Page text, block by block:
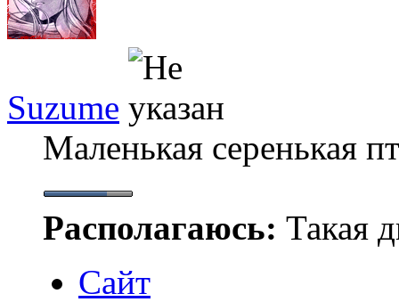
Suzume
Маленькая серенькая
Располагаюсь: Такая
Сайт